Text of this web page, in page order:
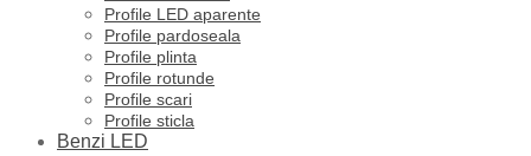
Profile LED aparente
Profile pardoseala
Profile plinta
Profile rotunde
Profile scari
Profile sticla
Benzi LED